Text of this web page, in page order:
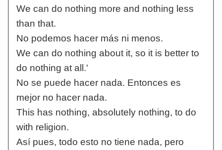
We can do nothing more and nothing less
than that.
No podemos hacer más ni menos.
We can do nothing about it, so it is better to
do nothing at all.'
No se puede hacer nada. Entonces es
mejor no hacer nada.
This has nothing, absolutely nothing, to do
with religion.
Así pues, todo esto no tiene nada, pero